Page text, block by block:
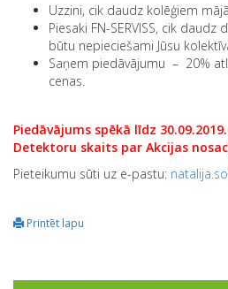
Uzzini, cik daudz kolēģiem
Piesaki FN-SERVISS, cik
būtu nepieciešami Jūsu
Saņem piedāvājumu – 20%
cenas.
Piedāvājums spēkā līdz
Detektoru skaits par Akcijas
Pieteikumu sūti uz e-pastu:
Printēt lapu